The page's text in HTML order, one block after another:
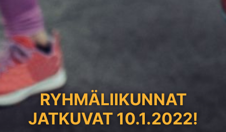
RYHMÄLIIKUNNAT
JATKUVAT 10.1.2022!